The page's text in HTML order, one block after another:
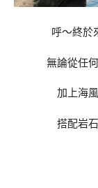
呼～終於
無論從任
加上海
搭配岩